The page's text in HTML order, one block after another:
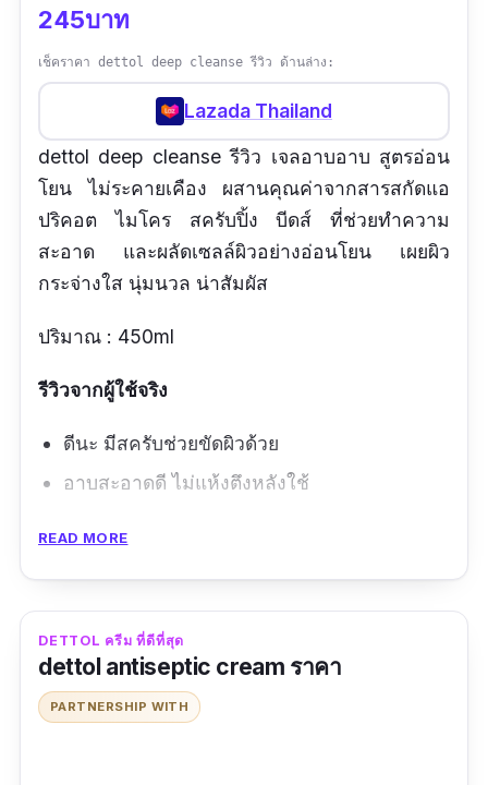
245บาท
เช็คราคา dettol deep cleanse รีวิว ด้านล่าง:
Lazada Thailand
dettol deep cleanse รีวิว เจลอาบอาบ สูตรอ่อน
โยน ไม่ระคายเคือง ผสานคุณค่าจากสารสกัดแอ
ปริคอต ไมโคร สครับปิ้ง บีดส์ ที่ช่วยทำความ
สะอาด และผลัดเซลล์ผิวอย่างอ่อนโยน เผยผิว
กระจ่างใส นุ่มนวล น่าสัมผัส
ปริมาณ : 450ml
รีวิวจากผู้ใช้จริง
ดีนะ มีสครับช่วยขัดผิวด้วย
อาบสะอาดดี ไม่แห้งตึงหลังใช้
ข้อดี
มีสารสกัดจากธรรมชาติ
ผิวสะอาด แข็งแรง กระจ่างใส
ข้อเสีย
READ MORE
DETTOL ครีม ที่ดีที่สุด
dettol antiseptic cream ราคา
PARTNERSHIP WITH